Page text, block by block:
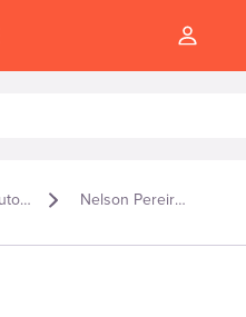
Atributo "Autor" de produto Nelson Pereira Castanheira